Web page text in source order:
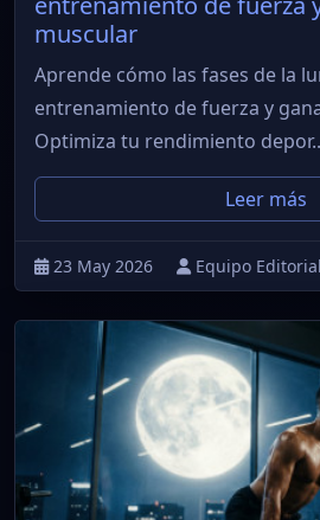
muscular
Aprende cómo las fases de la
entrenamiento de fuerza y
Optimiza tu rendimiento
Leer más
23 May 2026 Equipo Editorial